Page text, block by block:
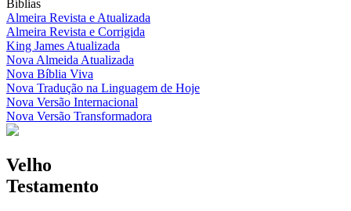
Bíblias
Almeira Revista e Atualizada
Almeira Revista e Corrigida
King James Atualizada
Nova Almeida Atualizada
Nova Bíblia Viva
Nova Tradução na Linguagem de Hoje
Nova Versão Internacional
Nova Versão Transformadora
Velho
Testamento